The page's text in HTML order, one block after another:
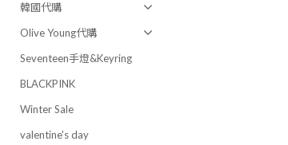
韓國代購
Olive Young代購
Seventeen手燈&Keyring
BLACKPINK
Winter Sale
valentine's day